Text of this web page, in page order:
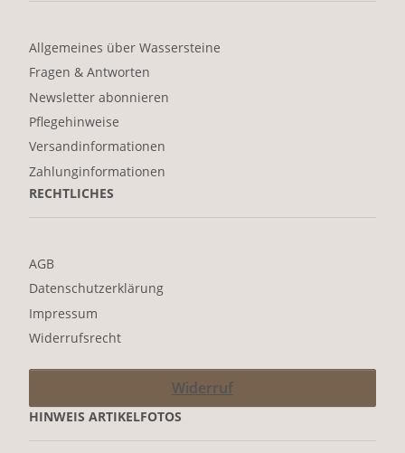
Allgemeines über Wassersteine
Fragen & Antworten
Newsletter abonnieren
Pflegehinweise
Versandinformationen
Zahlunginformationen
RECHTLICHES
AGB
Datenschutzerklärung
Impressum
Widerrufsrecht
Widerruf
HINWEIS ARTIKELFOTOS